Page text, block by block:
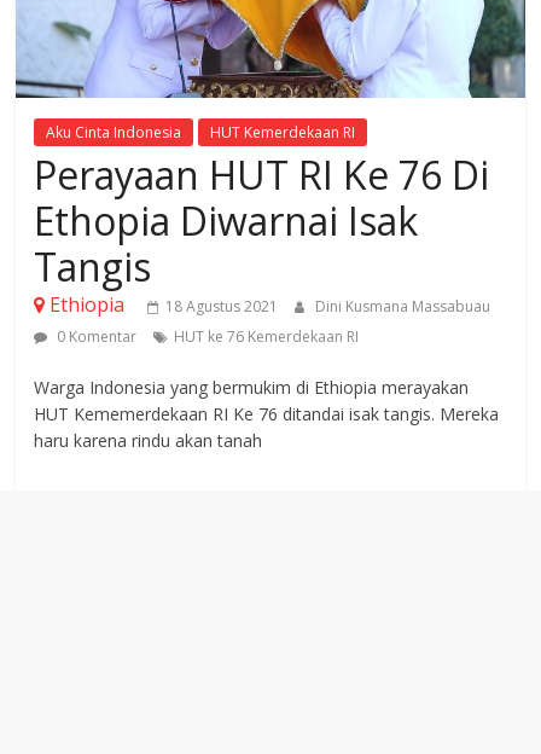
Aku Cinta Indonesia HUT Kemerdekaan RI
Perayaan HUT RI Ke 76 Di
Ethopia Diwarnai Isak
Tangis
Ethiopia 18 Agustus 2021
Dini Kusmana Massabuau
0 Komentar
HUT ke 76 Kemerdekaan RI
Warga Indonesia yang bermukim di Ethiopia merayakan
HUT Kememerdekaan RI Ke 76 ditandai isak tangis. Mereka
haru karena rindu akan tanah